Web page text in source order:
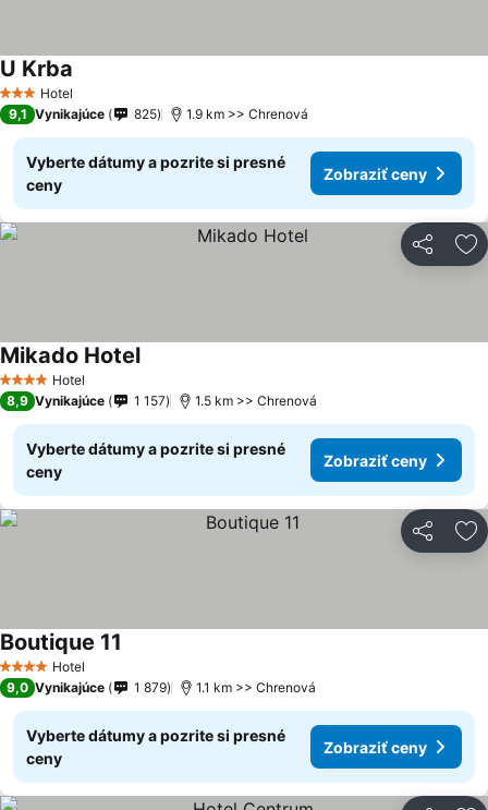
3 Počet hviezdičiek
Hotel
U Krba
9,1 Vynikajúce 825 1.9 km >> Chrenová
Vyberte dátumy a pozrite si presné
ceny
Zobraziť ceny
Zdieľať
4 Počet hviezdičiek
Hotel
Mikado Hotel
8,9 Vynikajúce 1 157 1.5 km >> Chrenová
Vyberte dátumy a pozrite si presné
ceny
Zobraziť ceny
Zdieľať
4 Počet hviezdičiek
Hotel
Boutique 11
9,0 Vynikajúce 1 879 1.1 km >> Chrenová
Vyberte dátumy a pozrite si presné
ceny
Zobraziť ceny